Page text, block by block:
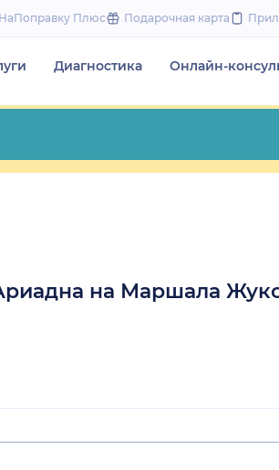
to
НаПоправку Плюс Подарочная карта
Диагностика Онлайн-
на Маршала